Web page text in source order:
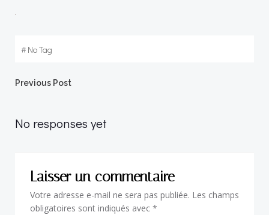
#No Tag
Post
navigation
Previous Post
No responses yet
Laisser un commentaire
Votre adresse e-mail ne sera pas publiée. Les champs
obligatoires sont indiqués avec *